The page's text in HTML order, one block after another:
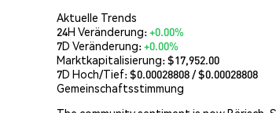
Aktuelle Trends
24H Veränderung:+0.00%
7D Veränderung:+0.00%
Marktkapitalisierung:$17,952.00
7D Hoch/Tief: $0.00028808/ $0.00028808
Gemeinschaftsstimmung